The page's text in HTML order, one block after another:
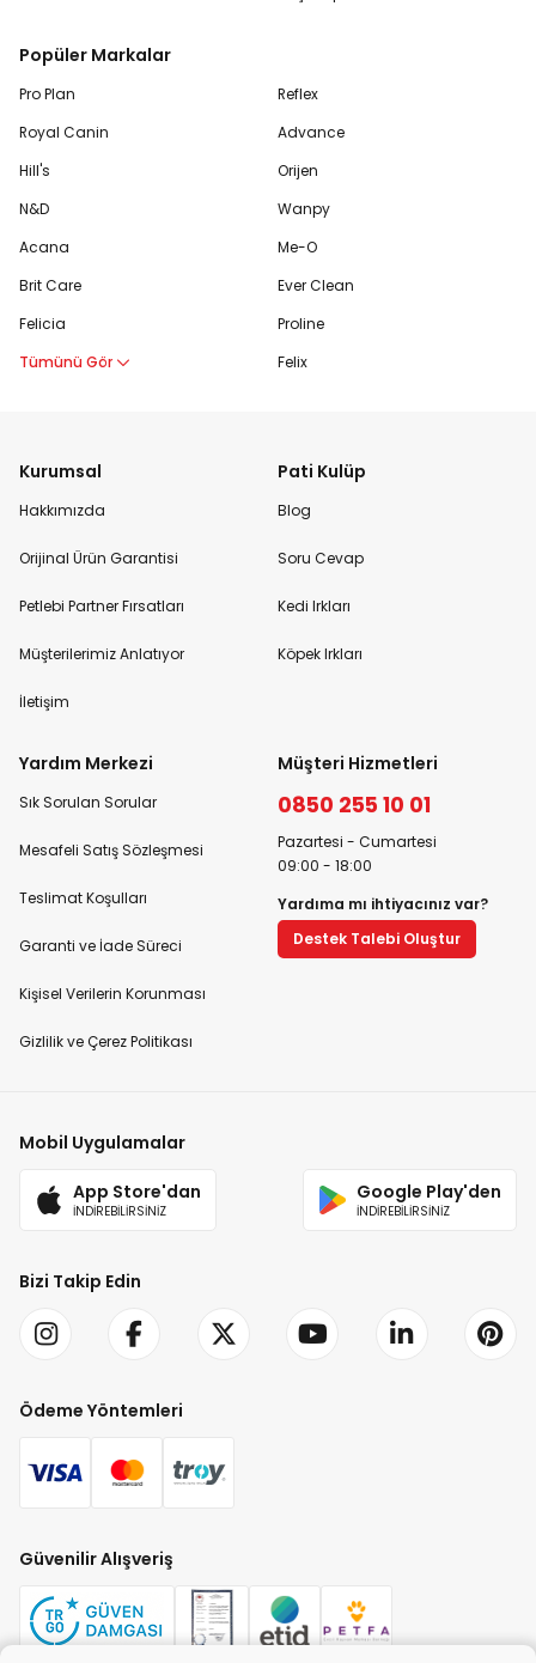
Popüler Markalar
Pro Plan
Royal Canin
Hill's
N&D
Acana
Brit Care
Felicia
Tümünü Gör
Reflex
Advance
Orijen
Wanpy
Me-O
Ever Clean
Proline
Felix
Kurumsal
Hakkımızda
Orijinal Ürün Garantisi
Petlebi Partner Fırsatları
Müşterilerimiz Anlatıyor
İletişim
Pati Kulüp
Blog
Soru Cevap
Kedi Irkları
Köpek Irkları
Yardım Merkezi
Sık Sorulan Sorular
Mesafeli Satış Sözleşmesi
Teslimat Koşulları
Garanti ve İade Süreci
Kişisel Verilerin Korunması
Gizlilik ve Çerez Politikası
Müşteri Hizmetleri
0850 255 10 01
Pazartesi - Cumartesi
09:00 - 18:00
Yardıma mı ihtiyacınız var?
Destek Talebi Oluştur
Mobil Uygulamalar
App Store'dan
İNDİREBİLİRSİNİZ
Google Play'den
İNDİREBİLİRSİNİZ
Bizi Takip Edin
Ödeme Yöntemleri
Güvenilir Alışveriş